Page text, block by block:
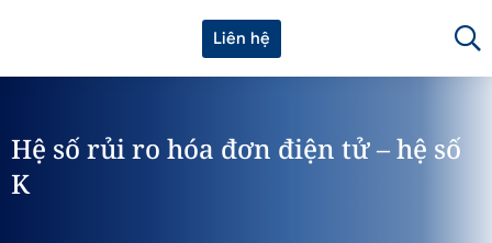
Liên hệ
Hệ số rủi ro hóa đơn điện tử – hệ số
K